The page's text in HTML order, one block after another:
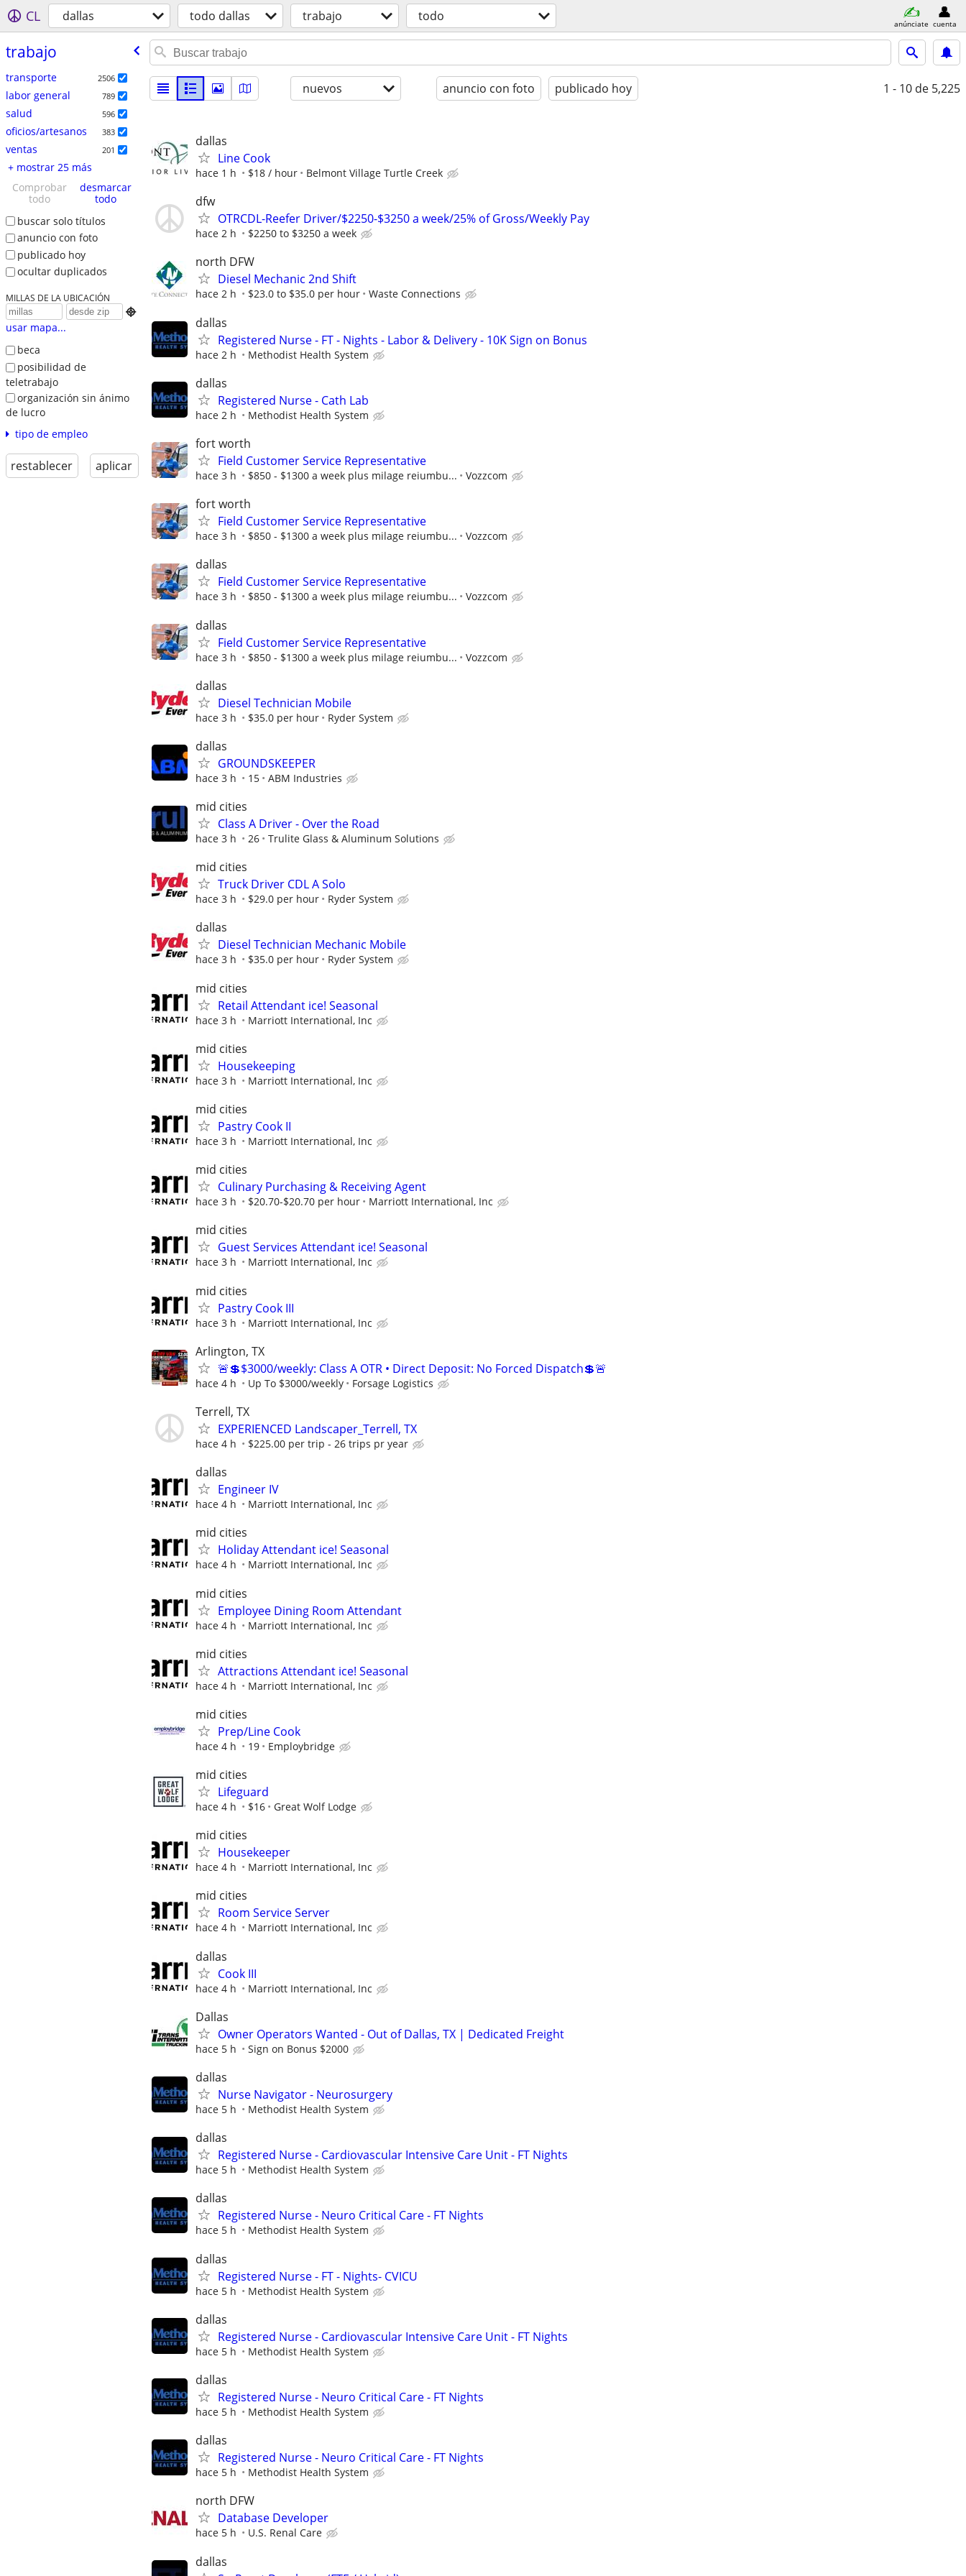
CL dallas todo dallas trabajo todo anúnciate cuenta
trabajo
transporte 2506
labor general 789
salud 596
oficios/artesanos 383
ventas 201
+ mostrar 25 más
Comprobar
todo
desmarcar
todo
buscar solo títulos
anuncio con foto
publicado hoy
ocultar duplicados
MILLAS DE LA UBICACIÓN

usar mapa...
beca
posibilidad de
teletrabajo
organización sin ánimo
de lucro
tipo de empleo
restablecer aplicar
nuevos anuncio con foto publicado hoy 1 - 10 de 5,225
dallas
Line Cook
hace 1 h $18 / hour Belmont Village Turtle Creek
dfw
OTRCDL-Reefer Driver/$2250-$3250 a week/25% of Gross/Weekly Pay
hace 2 h $2250 to $3250 a week
north DFW
Diesel Mechanic 2nd Shift
hace 2 h $23.0 to $35.0 per hour Waste Connections
dallas
Registered Nurse - FT - Nights - Labor & Delivery - 10K Sign on Bonus
hace 2 h Methodist Health System
dallas
Registered Nurse - Cath Lab
hace 2 h Methodist Health System
fort worth
Field Customer Service Representative
hace 3 h $850 - $1300 a week plus milage reiumbu... Vozzcom
fort worth
Field Customer Service Representative
hace 3 h $850 - $1300 a week plus milage reiumbu... Vozzcom
dallas
Field Customer Service Representative
hace 3 h $850 - $1300 a week plus milage reiumbu... Vozzcom
dallas
Field Customer Service Representative
hace 3 h $850 - $1300 a week plus milage reiumbu... Vozzcom
dallas
Diesel Technician Mobile
hace 3 h $35.0 per hour Ryder System
dallas
GROUNDSKEEPER
hace 3 h 15 ABM Industries
mid cities
Class A Driver - Over the Road
hace 3 h 26 Trulite Glass & Aluminum Solutions
mid cities
Truck Driver CDL A Solo
hace 3 h $29.0 per hour Ryder System
dallas
Diesel Technician Mechanic Mobile
hace 3 h $35.0 per hour Ryder System
mid cities
Retail Attendant ice! Seasonal
hace 3 h Marriott International, Inc
mid cities
Housekeeping
hace 3 h Marriott International, Inc
mid cities
Pastry Cook II
hace 3 h Marriott International, Inc
mid cities
Culinary Purchasing & Receiving Agent
hace 3 h $20.70-$20.70 per hour Marriott International, Inc
mid cities
Guest Services Attendant ice! Seasonal
hace 3 h Marriott International, Inc
mid cities
Pastry Cook III
hace 3 h Marriott International, Inc
Arlington, TX
🚨💲$3000/weekly: Class A OTR • Direct Deposit: No Forced Dispatch💲🚨
hace 4 h Up To $3000/weekly Forsage Logistics
Terrell, TX
EXPERIENCED Landscaper_Terrell, TX
hace 4 h $225.00 per trip - 26 trips pr year
dallas
Engineer IV
hace 4 h Marriott International, Inc
mid cities
Holiday Attendant ice! Seasonal
hace 4 h Marriott International, Inc
mid cities
Employee Dining Room Attendant
hace 4 h Marriott International, Inc
mid cities
Attractions Attendant ice! Seasonal
hace 4 h Marriott International, Inc
mid cities
Prep/Line Cook
hace 4 h 19 Employbridge
mid cities
Lifeguard
hace 4 h $16 Great Wolf Lodge
mid cities
Housekeeper
hace 4 h Marriott International, Inc
mid cities
Room Service Server
hace 4 h Marriott International, Inc
dallas
Cook III
hace 4 h Marriott International, Inc
Dallas
Owner Operators Wanted - Out of Dallas, TX | Dedicated Freight
hace 5 h Sign on Bonus $2000
dallas
Nurse Navigator - Neurosurgery
hace 5 h Methodist Health System
dallas
Registered Nurse - Cardiovascular Intensive Care Unit - FT Nights
hace 5 h Methodist Health System
dallas
Registered Nurse - Neuro Critical Care - FT Nights
hace 5 h Methodist Health System
dallas
Registered Nurse - FT - Nights- CVICU
hace 5 h Methodist Health System
dallas
Registered Nurse - Cardiovascular Intensive Care Unit - FT Nights
hace 5 h Methodist Health System
dallas
Registered Nurse - Neuro Critical Care - FT Nights
hace 5 h Methodist Health System
dallas
Registered Nurse - Neuro Critical Care - FT Nights
hace 5 h Methodist Health System
north DFW
Database Developer
hace 5 h U.S. Renal Care
dallas